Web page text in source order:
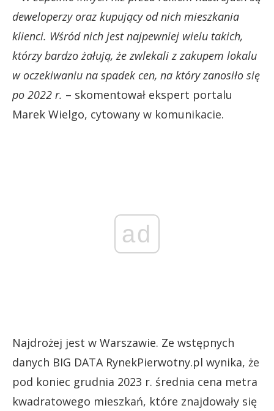
deweloperzy oraz kupujący od nich mieszkania
klienci. Wśród nich jest najpewniej wielu takich,
którzy bardzo żałują, że zwlekali z zakupem lokalu
w oczekiwaniu na spadek cen, na który zanosiło się
po 2022 r. – skomentował ekspert portalu
Marek Wielgo, cytowany w komunikacie.
ad
Najdrożej jest w Warszawie. Ze wstępnych
danych BIG DATA RynekPierwotny.pl wynika, że
pod koniec grudnia 2023 r. średnia cena metra
kwadratowego mieszkań, które znajdowały się